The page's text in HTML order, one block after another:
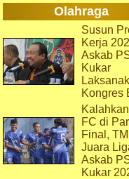
Olahraga
Susun
Kerja
Askab
Kukar
Kongres
FC di
Final,
Juara
Askab
Kukar